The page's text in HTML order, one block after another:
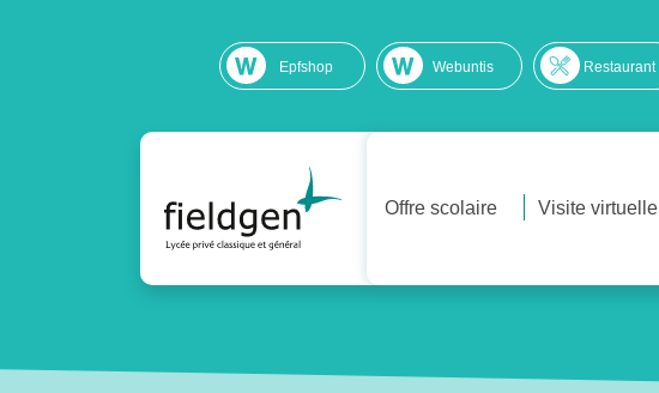
Epfshop Webuntis Restaurant
Offre scolaire Visite virtuelle